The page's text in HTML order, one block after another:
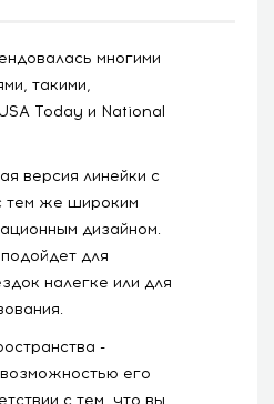
многими
такими,
Today и National
версия линейки с
тем же широким
дизайном.
для
налегке или для
-
его
с тем, что вы